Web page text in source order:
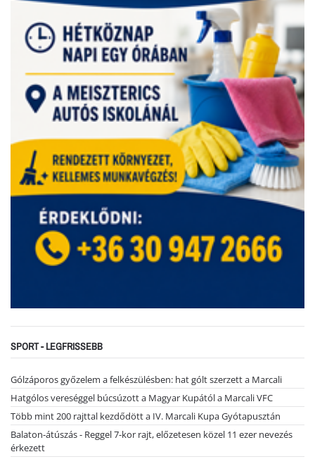
SPORT - LEGFRISSEBB
Gólzáporos győzelem a felkészülésben: hat gólt szerzett a Marcali
Hatgólos vereséggel búcsúzott a Magyar Kupától a Marcali VFC
Több mint 200 rajttal kezdődött a IV. Marcali Kupa Gyótapusztán
Balaton-átúszás - Reggel 7-kor rajt, előzetesen közel 11 ezer nevezés
érkezett